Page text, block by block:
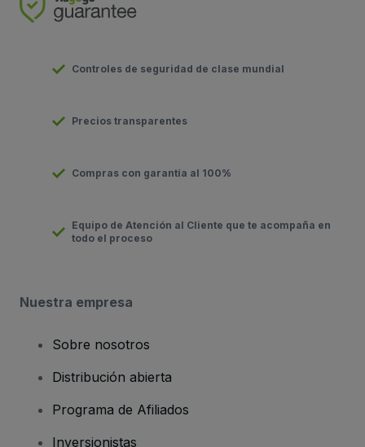
Controles de seguridad de clase mundial
Precios transparentes
Compras con garantía al 100%
Equipo de Atención al Cliente que te acompaña en
todo el proceso
Nuestra empresa
Sobre nosotros
Distribución abierta
Programa de Afiliados
Inversionistas